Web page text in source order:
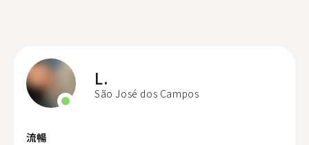
L.
São José dos Campos
流暢